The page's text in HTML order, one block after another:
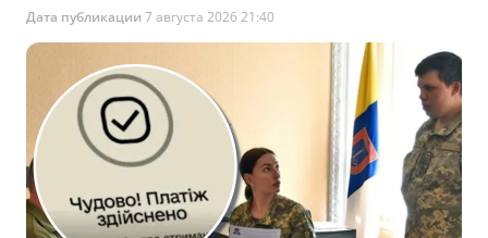
Дата публикации 7 августа 2026 21:40